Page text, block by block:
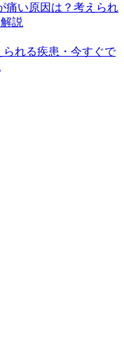
痛い原因は？考えられ
説
れる疾患・今すぐで